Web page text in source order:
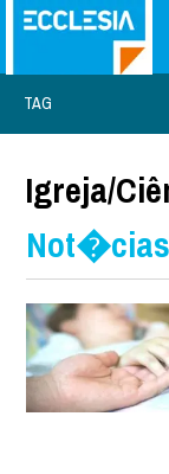
TAG
Igreja/